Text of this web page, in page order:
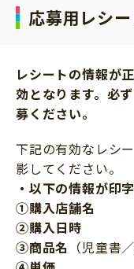
応募用レシ
レシートの情報が
効となります。必
募ください。
下記の有効なレシ
影してください。
・以下の情報が印
①購入店舗名
②購入日時
③商品名 （児童書